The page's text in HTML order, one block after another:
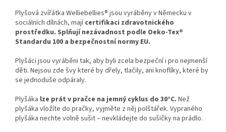
Plyšová zvířátka Welliebellies® jsou vyráběny v Německu v
sociálních dílnách, majícertifikaci zdravotnického
prostředku. Splňují nezávadnost podle Oeko-Tex®
Standardu 100 a bezpečnostní normy EU.
Plyšáci jsou vyráběni tak, aby byli zcela bezpeční i pro nejmenší
děti. Nejsou zde švy které by dřely, tlačily, ani knoflíky, které by
se jednoduše odpáraly.
Plyšáka lze prát v pračce na jemný cyklus do 30°C. Než
plyšáka vložíte do pračky, vyjměte z něj polštářek. Vypraného
plyšáka nechte volně sušit – nevkládejte do sušičky na prádlo.